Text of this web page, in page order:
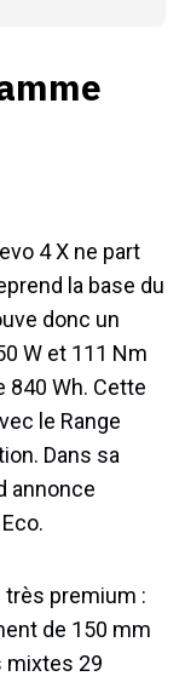
4 X ne part
la base du
donc un
W et 111 Nm
840 Wh. Cette
le Range
Dans sa
annonce
premium :
de 150 mm
mixtes 29